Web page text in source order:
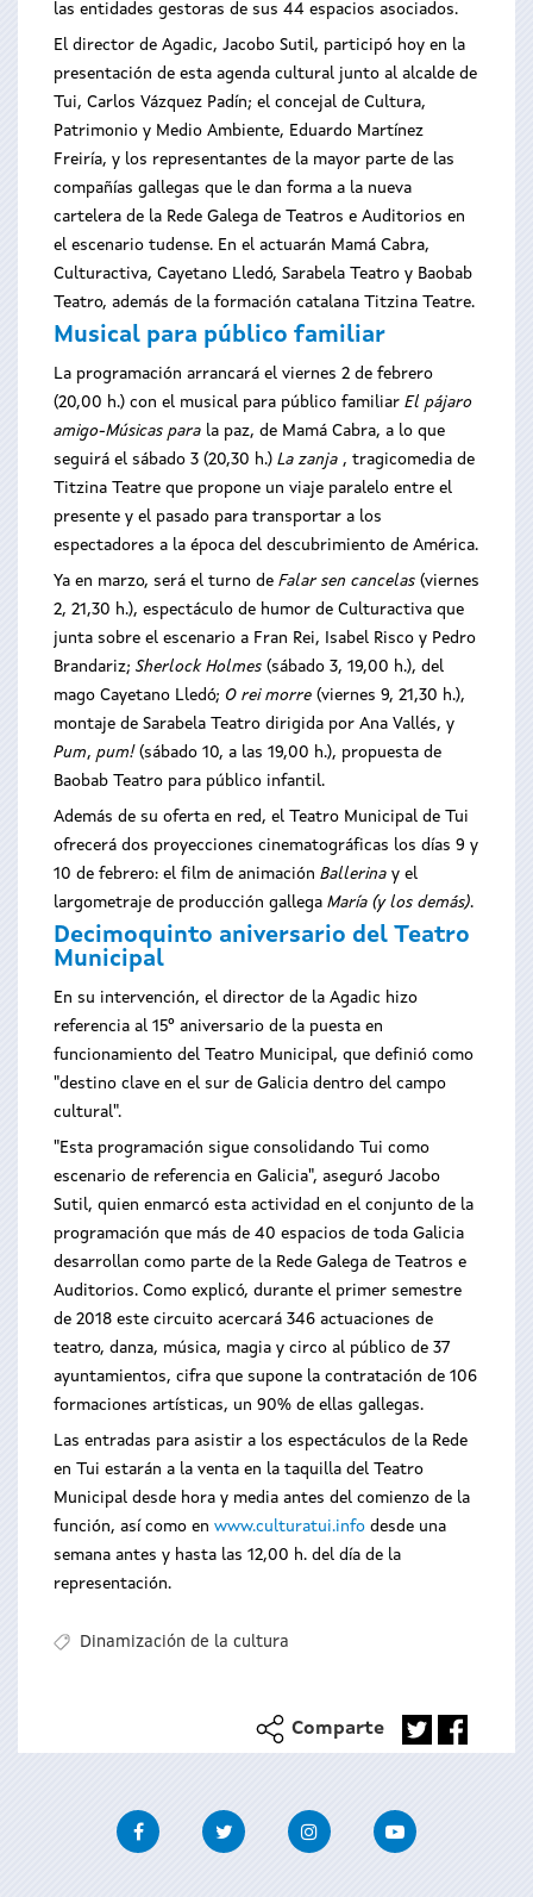
las entidades gestoras de sus 44 espacios asociados.
El director de Agadic, Jacobo Sutil, participó hoy en la
presentación de esta agenda cultural junto al alcalde de
Tui, Carlos Vázquez Padín; el concejal de Cultura,
Patrimonio y Medio Ambiente, Eduardo Martínez
Freiría, y los representantes de la mayor parte de las
compañías gallegas que le dan forma a la nueva
cartelera de la Rede Galega de Teatros e Auditorios en
el escenario tudense. En el actuarán Mamá Cabra,
Culturactiva, Cayetano Lledó, Sarabela Teatro y Baobab
Teatro, además de la formación catalana Titzina Teatre.
Musical para público familiar
La programación arrancará el viernes 2 de febrero
(20,00 h.) con el musical para público familiar El pájaro
amigo-Músicas para la paz, de Mamá Cabra, a lo que
seguirá el sábado 3 (20,30 h.) La zanja , tragicomedia de
Titzina Teatre que propone un viaje paralelo entre el
presente y el pasado para transportar a los
espectadores a la época del descubrimiento de América.
Ya en marzo, será el turno de Falar sen cancelas (viernes
2, 21,30 h.), espectáculo de humor de Culturactiva que
junta sobre el escenario a Fran Rei, Isabel Risco y Pedro
Brandariz; Sherlock Holmes (sábado 3, 19,00 h.), del
mago Cayetano Lledó; O rei morre (viernes 9, 21,30 h.),
montaje de Sarabela Teatro dirigida por Ana Vallés, y
Pum, pum! (sábado 10, a las 19,00 h.), propuesta de
Baobab Teatro para público infantil.
Además de su oferta en red, el Teatro Municipal de Tui
ofrecerá dos proyecciones cinematográficas los días 9 y
10 de febrero: el film de animación Ballerina y el
largometraje de producción gallega María (y los demás).
Decimoquinto aniversario del Teatro
Municipal
En su intervención, el director de la Agadic hizo
referencia al 15º aniversario de la puesta en
funcionamiento del Teatro Municipal, que definió como
"destino clave en el sur de Galicia dentro del campo
cultural".
"Esta programación sigue consolidando Tui como
escenario de referencia en Galicia", aseguró Jacobo
Sutil, quien enmarcó esta actividad en el conjunto de la
programación que más de 40 espacios de toda Galicia
desarrollan como parte de la Rede Galega de Teatros e
Auditorios. Como explicó, durante el primer semestre
de 2018 este circuito acercará 346 actuaciones de
teatro, danza, música, magia y circo al público de 37
ayuntamientos, cifra que supone la contratación de 106
formaciones artísticas, un 90% de ellas gallegas.
Las entradas para asistir a los espectáculos de la Rede
en Tui estarán a la venta en la taquilla del Teatro
Municipal desde hora y media antes del comienzo de la
función, así como en www.culturatui.info desde una
semana antes y hasta las 12,00 h. del día de la
representación.
Dinamización de la cultura
Comparte
FacebookTwitter InstagramYoutube